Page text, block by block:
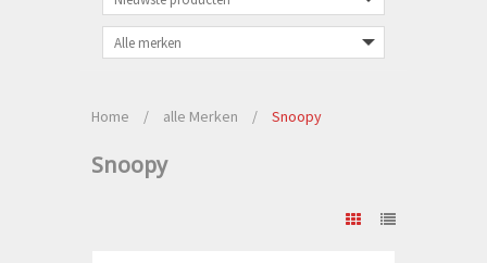
Home / alle Merken / Snoopy
Snoopy